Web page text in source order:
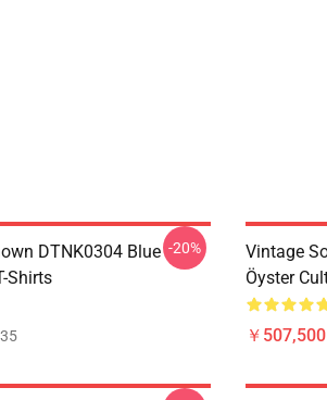
DTNK0304 Blue
Shirts
-20%
Vintage
Öyster
￥507,500